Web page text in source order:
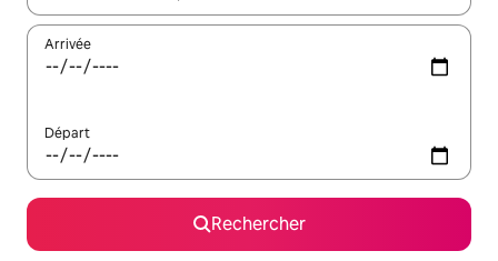
Arrivée
Départ
Rechercher